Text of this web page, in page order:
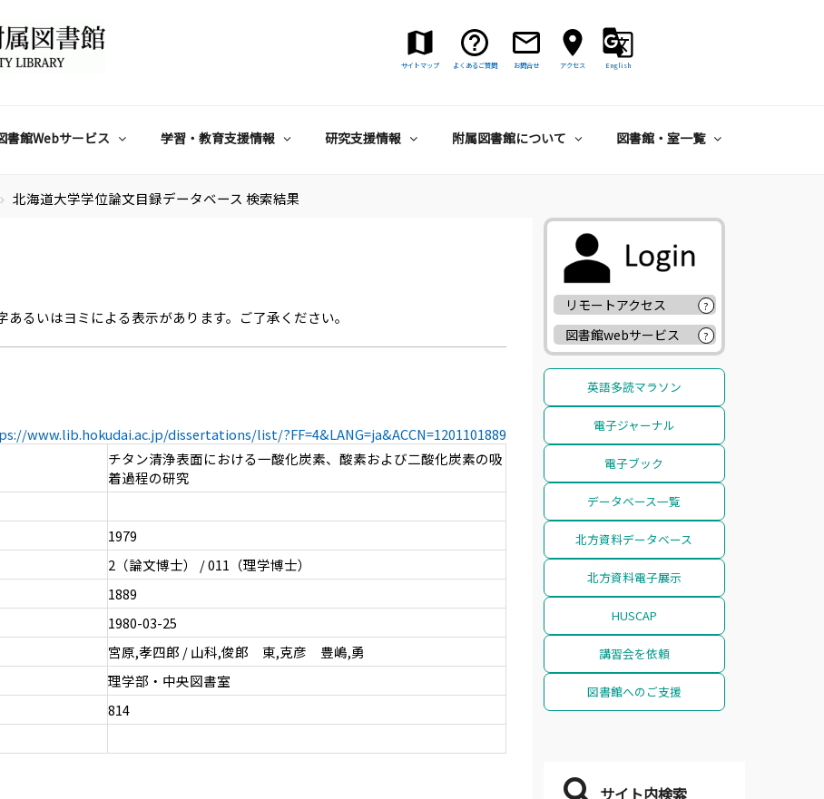
サイトマップ よくあるご質問 お問合せ アクセス English
書館Webサービス 学習・教育支援情報 研究支援情報 附属図書館について 図書館・室一覧
chevron_right 北海道大学学位論文目録データベース 検索結果
るいはヨミによる表示があります。ご了承ください。
www.lib.hokudai.ac.jp/dissertations/list/?FF=4&LANG=ja&ACCN=1201101889
チタン清浄表面における一酸化炭素、酸素および二酸化炭素の吸
着過程の研究
1979
2（論文博士） / 011（理学博士）
1889
1980-03-25
宮原,孝四郎 / 山科,俊郎 東,克彦 豊嶋,勇
理学部・中央図書室
814
リモートアクセス ?
図書館webサービス ?
英語多読マラソン
電子ジャーナル
電子ブック
データベース一覧
北方資料データベース
北方資料電子展示
HUSCAP
講習会を依頼
図書館へのご支援
サイト内検索